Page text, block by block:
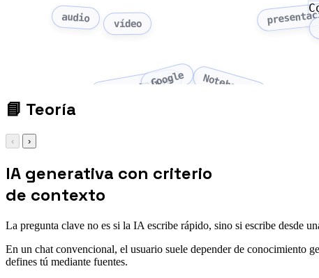
audio vídeo
IA generativa
Google NotebookLM
📘 Teoría
‹ ›
IA generativa con criterio
de contexto
La pregunta clave no es si la IA escribe rápido, sino si escribe desde
En un chat convencional, el usuario suele depender de conocimiento
defines tú mediante fuentes.